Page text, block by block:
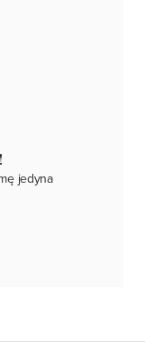
jedyna